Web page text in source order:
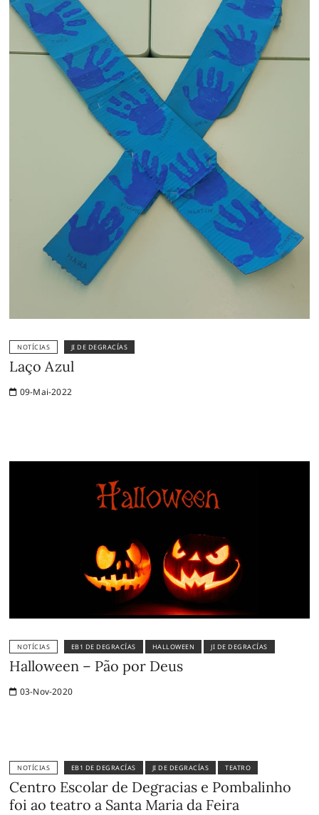
NOTÍCIAS JI DE DEGRACÍAS
Laço Azul
09-Mai-2022
NOTÍCIAS EB1 DE DEGRACÍAS HALLOWEEN JI DE DEGRACÍAS
Halloween – Pão por Deus
03-Nov-2020
NOTÍCIAS EB1 DE DEGRACÍAS JI DE DEGRACÍAS TEATRO
Centro Escolar de Degracias e Pombalinho
foi ao teatro a Santa Maria da Feira